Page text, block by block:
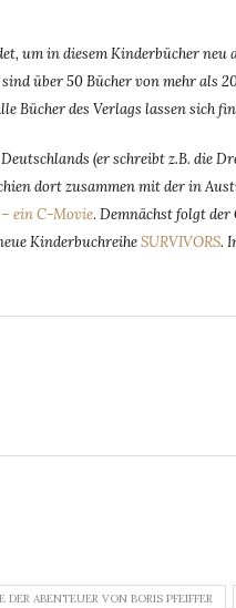
um in diesem Kinderbücher neu
über 50 Bücher von mehr als
Bücher des Verlags lassen sich
(er schreibt z.B. die
dort zusammen mit der in
ein C-Movie. Demnächst folgt der
KinderbuchreiheSURVIVORS.
DER ABENTEUER VON BORIS PFEIFFER